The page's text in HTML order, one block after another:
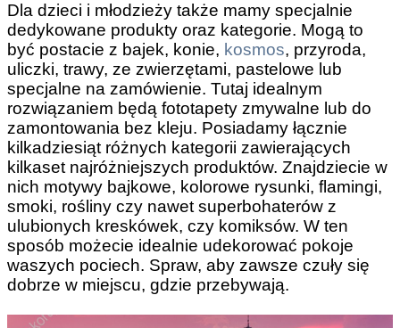
Dla dzieci i młodzieży także mamy specjalnie
dedykowane produkty oraz kategorie. Mogą to
być postacie z bajek, konie, kosmos, przyroda,
uliczki, trawy, ze zwierzętami, pastelowe lub
specjalne na zamówienie. Tutaj idealnym
rozwiązaniem będą fototapety zmywalne lub do
zamontowania bez kleju. Posiadamy łącznie
kilkadziesiąt różnych kategorii zawierających
kilkaset najróżniejszych produktów. Znajdziecie w
nich motywy bajkowe, kolorowe rysunki, flamingi,
smoki, rośliny czy nawet superbohaterów z
ulubionych kreskówek, czy komiksów. W ten
sposób możecie idealnie udekorować pokoje
waszych pociech. Spraw, aby zawsze czuły się
dobrze w miejscu, gdzie przebywają.